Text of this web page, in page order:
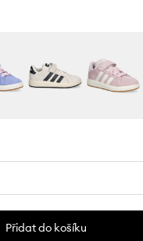
Přidat do košíku